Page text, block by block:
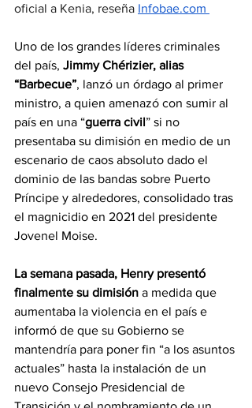
oficial a Kenia, reseña Infobae.com
Uno de los grandes líderes criminales
del país, Jimmy Chérizier, alias
“Barbecue”, lanzó un órdago al primer
ministro, a quien amenazó con sumir al
país en una “guerra civil” si no
presentaba su dimisión en medio de un
escenario de caos absoluto dado el
dominio de las bandas sobre Puerto
Príncipe y alrededores, consolidado tras
el magnicidio en 2021 del presidente
Jovenel Moise.
La semana pasada, Henry presentó
finalmente su dimisión a medida que
aumentaba la violencia en el país e
informó de que su Gobierno se
mantendría para poner fin “a los asuntos
actuales” hasta la instalación de un
nuevo Consejo Presidencial de